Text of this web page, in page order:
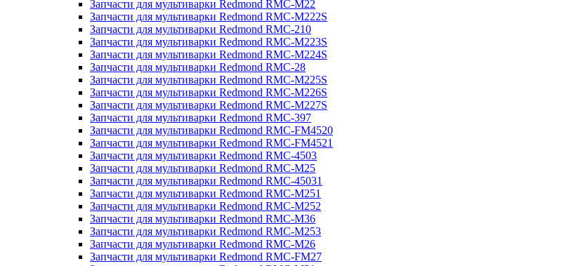
Запчасти для мультиварки Redmond RMC-M22
Запчасти для мультиварки Redmond RMC-M222S
Запчасти для мультиварки Redmond RMC-210
Запчасти для мультиварки Redmond RMC-M223S
Запчасти для мультиварки Redmond RMC-M224S
Запчасти для мультиварки Redmond RMC-28
Запчасти для мультиварки Redmond RMC-M225S
Запчасти для мультиварки Redmond RMC-M226S
Запчасти для мультиварки Redmond RMC-M227S
Запчасти для мультиварки Redmond RMC-397
Запчасти для мультиварки Redmond RMC-FM4520
Запчасти для мультиварки Redmond RMC-FM4521
Запчасти для мультиварки Redmond RMC-4503
Запчасти для мультиварки Redmond RMC-M25
Запчасти для мультиварки Redmond RMC-45031
Запчасти для мультиварки Redmond RMC-M251
Запчасти для мультиварки Redmond RMC-M252
Запчасти для мультиварки Redmond RMC-M36
Запчасти для мультиварки Redmond RMC-M253
Запчасти для мультиварки Redmond RMC-M26
Запчасти для мультиварки Redmond RMC-FM27